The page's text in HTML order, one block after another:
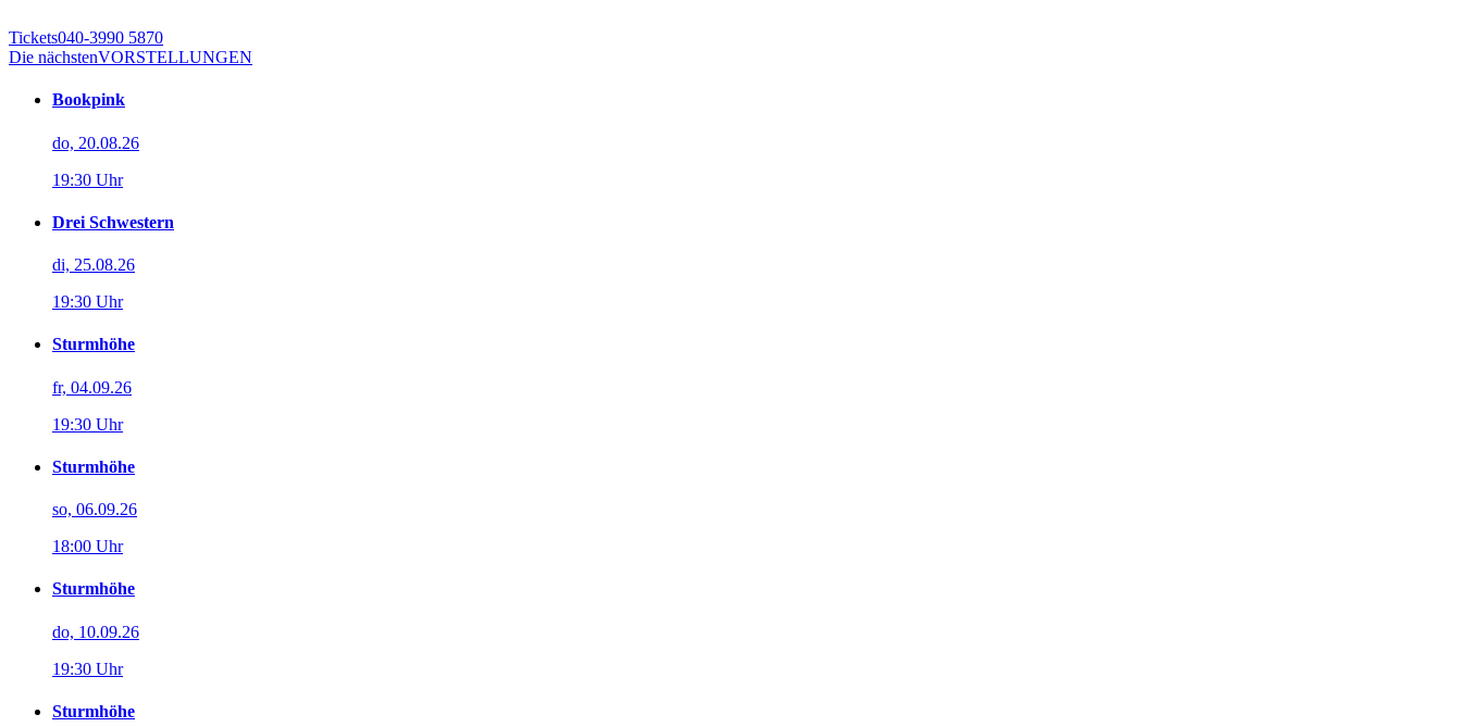
Tickets040-3990 5870
Die nächstenVORSTELLUNGEN
Bookpink
do, 20.08.26
19:30 Uhr
Drei Schwestern
di, 25.08.26
19:30 Uhr
Sturmhöhe
fr, 04.09.26
19:30 Uhr
Sturmhöhe
so, 06.09.26
18:00 Uhr
Sturmhöhe
do, 10.09.26
19:30 Uhr
Sturmhöhe